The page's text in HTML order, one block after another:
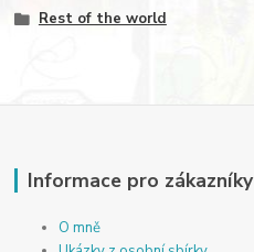
Rest of the world
Informace pro zákazníky
O mně